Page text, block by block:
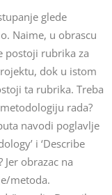
glede
Naime, u obrascu
postoji rubrika za
dok u istom
ta rubrika. Treba
rada?
navodi poglavlje
i ‘Describe
Jer obrazac na
metoda.